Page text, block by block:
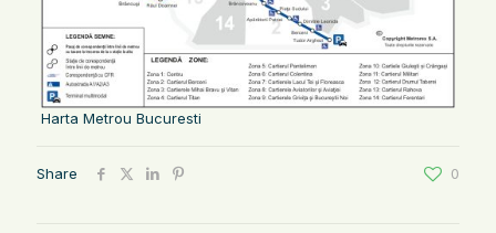
Harta Metrou Bucuresti
Share 0